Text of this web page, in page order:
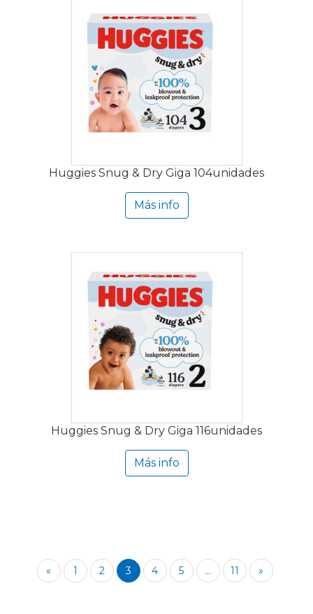
Huggies Snug & Dry Giga 104unidades
Más info
Huggies Snug & Dry Giga 116unidades
Más info
« 1 2 3 4 5 ... 11 »